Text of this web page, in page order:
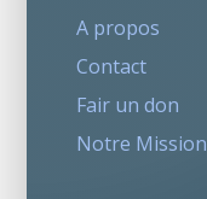
A propos
Contact
Fair un don
Notre Mission